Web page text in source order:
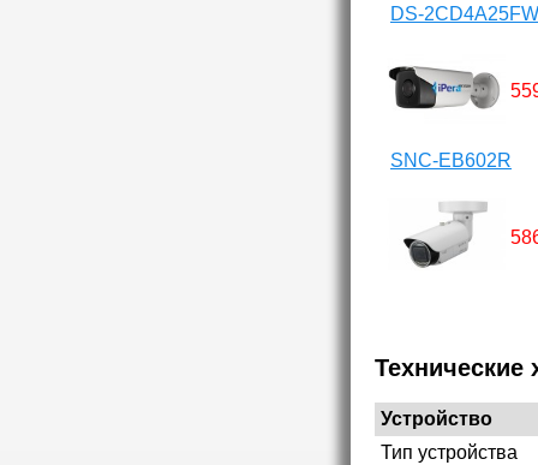
DS-
SNC-EB602R
Технические
Устройство
Тип устройства